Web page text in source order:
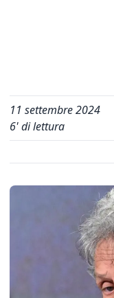
11 settembre 2024
6' di lettura